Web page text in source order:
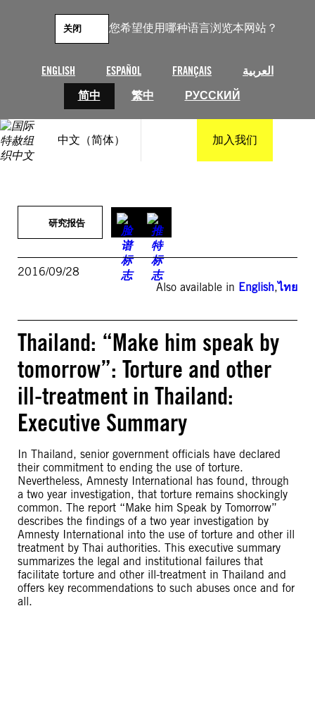
您希望使用哪种语言浏览本网站？
ENGLISH ESPAÑOL FRANÇAIS
العربية
简中
繁中 РУССКИЙ
关闭
中文（简体） 加入我们
研究报告
2016/09/28
Also available in English,ไทย
Thailand: “Make him speak by
tomorrow”: Torture and other
ill-treatment in Thailand:
Executive Summary
In Thailand, senior government officials have declared
their commitment to ending the use of torture.
Nevertheless, Amnesty International has found, through
a two year investigation, that torture remains shockingly
common. The report “Make him Speak by Tomorrow”
describes the findings of a two year investigation by
Amnesty International into the use of torture and other ill
treatment by Thai authorities. This executive summary
summarizes the legal and institutional failures that
facilitate torture and other ill-treatment in Thailand and
offers key recommendations to such abuses once and for
all.